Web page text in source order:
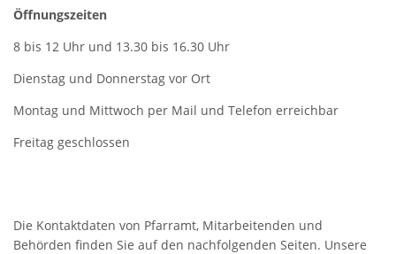
Öffnungszeiten
8 bis 12 Uhr und 13.30 bis 16.30 Uhr
Dienstag und Donnerstag vor Ort
Montag und Mittwoch per Mail und Telefon erreichbar
Freitag geschlossen
Die Kontaktdaten von Pfarramt, Mitarbeitenden und
Behörden finden Sie auf den nachfolgenden Seiten. Unsere